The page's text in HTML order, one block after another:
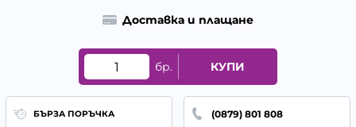
Доставка и плащане
бр. КУПИ
БЪРЗА ПОРЪЧКА (0879) 801 808